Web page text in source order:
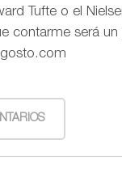
Tufte o el
contarme será un